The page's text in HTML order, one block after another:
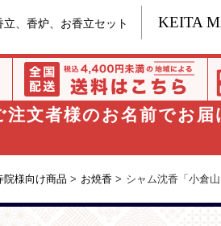
立、香炉、お香立セット KEITA
文者様のお名前でお
院様向け商品 > お焼香 > シャム沈香「小倉